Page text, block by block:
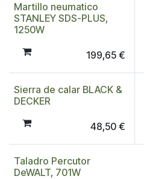
Martillo neumatico
STANLEY SDS-PLUS,
1250W
199,65€
Sierra de calar BLACK &
DECKER
48,50€
Taladro Percutor
DeWALT, 701W